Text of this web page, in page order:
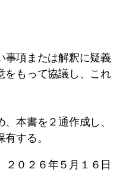
項または解釈に疑義
をもって協議し、これ
本書を２通作成し、
する。
２０２６年５月１６日